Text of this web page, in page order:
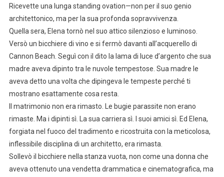
Ricevette una lunga standing ovation—non per il suo genio
architettonico, ma per la sua profonda sopravvivenza.
Quella sera, Elena tornò nel suo attico silenzioso e luminoso.
Versò un bicchiere di vino e si fermò davanti all’acquerello di
Cannon Beach. Seguì con il dito la lama di luce d’argento che sua
madre aveva dipinto tra le nuvole tempestose. Sua madre le
aveva detto una volta che dipingeva le tempeste perché ti
mostrano esattamente cosa resta.
Il matrimonio non era rimasto. Le bugie parassite non erano
rimaste. Ma i dipinti sì. La sua carriera sì. I suoi amici sì. Ed Elena,
forgiata nel fuoco del tradimento e ricostruita con la meticolosa,
inflessibile disciplina di un architetto, era rimasta.
Sollevò il bicchiere nella stanza vuota, non come una donna che
aveva ottenuto una vendetta drammatica e cinematografica, ma